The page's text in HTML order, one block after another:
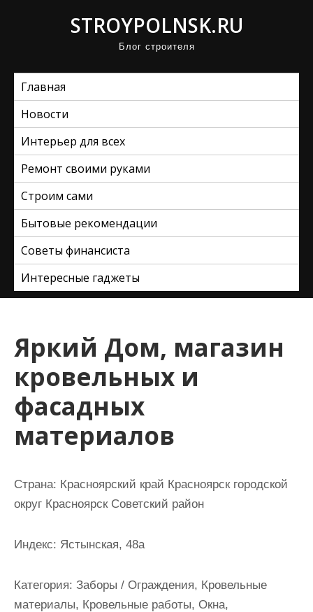
STROYPOLNSK.RU
Блог строителя
Главная
Новости
Интерьер для всех
Ремонт своими руками
Строим сами
Бытовые рекомендации
Советы финансиста
Интересные гаджеты
Яркий Дом, магазин
кровельных и
фасадных
материалов
Страна: Красноярский край Красноярск городской
округ Красноярск Советский район
Индекс: Ястынская, 48а
Категория: Заборы / Ограждения, Кровельные
материалы, Кровельные работы, Окна,